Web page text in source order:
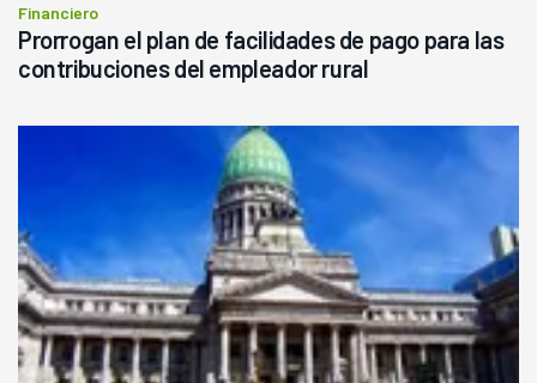
Financiero
Prorrogan el plan de facilidades de pago para las
contribuciones del empleador rural